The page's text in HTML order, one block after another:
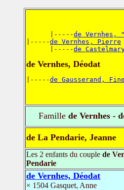
      |-----
de Vernhes,
|-----de Vernhes, Pierre
      |-----
de
de Vernhes, Déodat
|-----de Gausserand, Fine
Famille de Vernhes -
de La Pendarie, Jeanne
Les 2 enfants du couple de
Pendarie
de Vernhes, Déodat
× 1504 Gasquet, Anne